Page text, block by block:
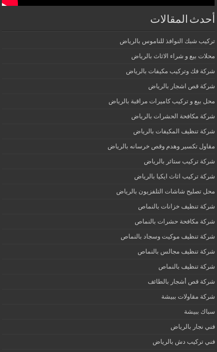
أحدث المقالات
تركيب شبك النوافذ للناموس بالرياض
محلات بيع و شراء الاثاث بالرياض
شركة فك وتركيب مكيفات بالرياض
شركة قص اشجار بالرياض
محل بيع و تركيب كاميرات مراقبة بالرياض
شركة مكافحة الحشرات بالرياض
شركة تنظيف المكيفات بالرياض
مقاول تكسير وهدم وقص خرسانه بالرياض
شركة تركيب ستائر بالرياض
شركة تركيب اثاث ايكيا بالرياض
محل تصليح شاشات التلفزيون بالرياض
شركة تنظيف خزانات بالنماص
شركة مكافحة حشرات بالنماص
شركة تنظيف موكيت وسجاد بالنماص
شركة تنظيف مجالس بالنماص
شركة تنظيف بالنماص
شركة قص أشجار بالطائف
شركة مقاولات ببيشة
سباك ببيشة
فني نجار بالرياض
فني تركيب دش بالرياض